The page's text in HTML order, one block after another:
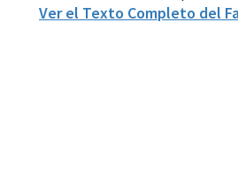
Ver el Texto Completo del